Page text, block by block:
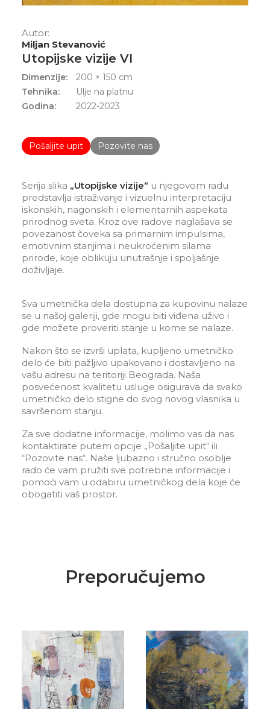
Autor:
Miljan Stevanović
Utopijske vizije VI
Dimenzije:
200 × 150 cm
Tehnika:
Ulje na platnu
Godina:
2022-2023
Pošaljite upit Pozovite nas
Serija slika „Utopijske vizije“ u njegovom radu
predstavlja istraživanje i vizuelnu interpretaciju
iskonskih, nagonskih i elementarnih aspekata
prirodnog sveta. Kroz ove radove naglašava se
povezanost čoveka sa primarnim impulsima,
emotivnim stanjima i neukroćenim silama
prirode, koje oblikuju unutrašnje i spoljašnje
doživljaje.
Sva umetnička dela dostupna za kupovinu nalaze
se u našoj galeriji, gde mogu biti viđena uživo i
gde možete proveriti stanje u kome se nalaze.
Nakon što se izvrši uplata, kupljeno umetničko
delo će biti pažljivo upakovano i dostavljeno na
vašu adresu na teritoriji Beograda. Naša
posvećenost kvalitetu usluge osigurava da svako
umetničko delo stigne do svog novog vlasnika u
savršenom stanju.
Za sve dodatne informacije, molimo vas da nas
kontaktirate putem opcije „Pošaljite upit“ ili
“Pozovite nas“. Naše ljubazno i stručno osoblje
rado će vam pružiti sve potrebne informacije i
pomoći vam u odabiru umetničkog dela koje će
obogatiti vaš prostor.
Preporučujemo